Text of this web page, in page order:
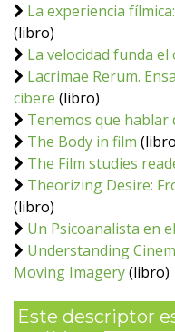
La experiencia
(libro)
La velocidad funda el
Lacrimae Rerum.
cibere (libro)
Tenemos que hablar
The Body in film
The Film studies
Theorizing Desire:
(libro)
Un Psicoanalista en
Understanding
Moving Imagery(libro)
Este descriptor